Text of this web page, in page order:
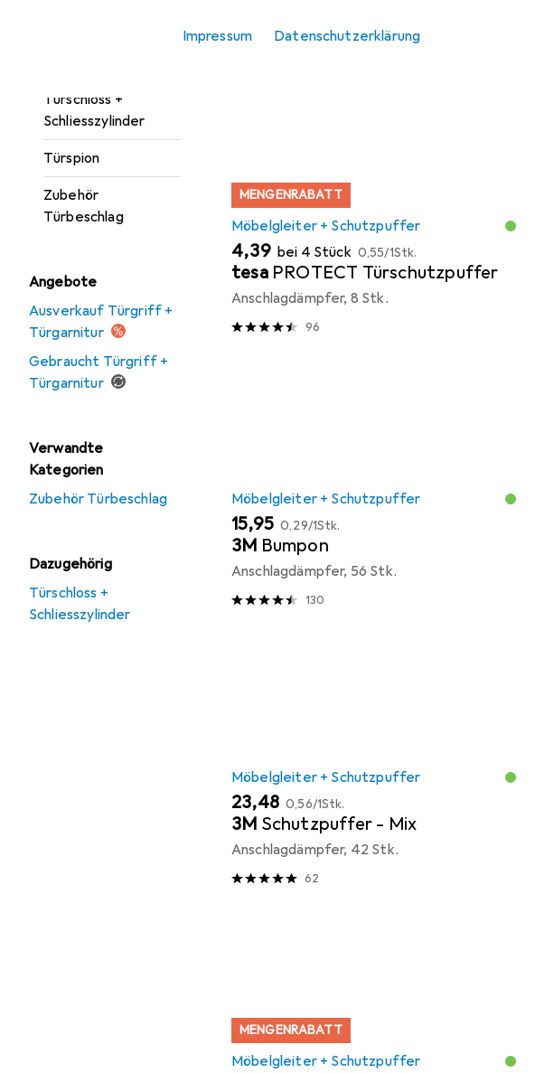
Impressum Datenschutzerklärung
Türschloss +
Schliesszylinder
Türspion
Zubehör
Türbeschlag
Angebote
Ausverkauf Türgriff +
Türgarnitur
Gebraucht Türgriff +
Türgarnitur
Verwandte
Kategorien
Zubehör Türbeschlag
Dazugehörig
Türschloss +
Schliesszylinder
MENGENRABATT
Möbelgleiter + Schutzpuffer
EUR
4,39 bei 4 Stück EUR
0,55/1Stk.
tesa PROTECT Türschutzpuffer
Anschlagdämpfer, 8 Stk.
96
Möbelgleiter + Schutzpuffer
EUR
15,95 EUR
0,29/1Stk.
3M Bumpon
Anschlagdämpfer, 56 Stk.
130
Möbelgleiter + Schutzpuffer
EUR
23,48 EUR
0,56/1Stk.
3M Schutzpuffer - Mix
Anschlagdämpfer, 42 Stk.
62
MENGENRABATT
Möbelgleiter + Schutzpuffer